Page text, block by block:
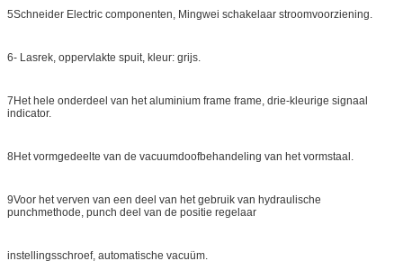
5Schneider Electric componenten, Mingwei schakelaar stroomvoorziening.
6- Lasrek, oppervlakte spuit, kleur: grijs.
7Het hele onderdeel van het aluminium frame frame, drie-kleurige signaal
indicator.
8Het vormgedeelte van de vacuumdoofbehandeling van het vormstaal.
9Voor het verven van een deel van het gebruik van hydraulische
punchmethode, punch deel van de positie regelaar
instellingsschroef, automatische vacuüm.